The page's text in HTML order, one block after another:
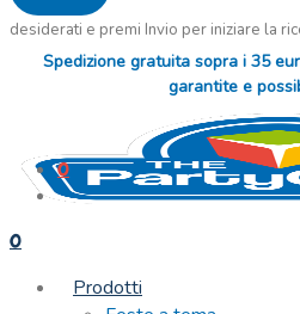
desiderati e premi Invio per iniziare la
Spedizione gratuita sopra i 35
garantite e
0
0
Prodotti